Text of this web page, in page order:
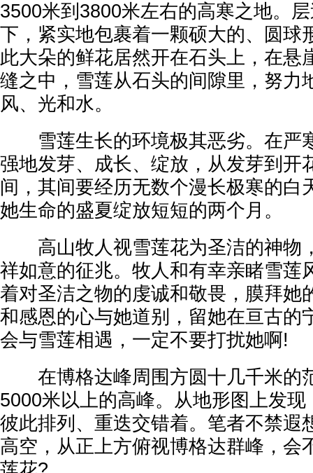
3500米到3800米左右的高寒之地。
下，紧实地包裹着一颗硕大的、圆球
此大朵的鲜花居然开在石头上，在悬
缝之中，雪莲从石头的间隙里，努力
风、光和水。
雪莲生长的环境极其恶劣。在严
强地发芽、成长、绽放，从发芽到开
间，其间要经历无数个漫长极寒的白
她生命的盛夏绽放短短的两个月。
高山牧人视雪莲花为圣洁的神物
祥如意的征兆。牧人和有幸亲睹雪莲
着对圣洁之物的虔诚和敬畏，膜拜她
和感恩的心与她道别，留她在亘古的
会与雪莲相遇，一定不要打扰她啊!
在博格达峰周围方圆十几千米的
5000米以上的高峰。从地形图上发
彼此排列、重迭交错着。笔者不禁遐
高空，从正上方俯视博格达群峰，会